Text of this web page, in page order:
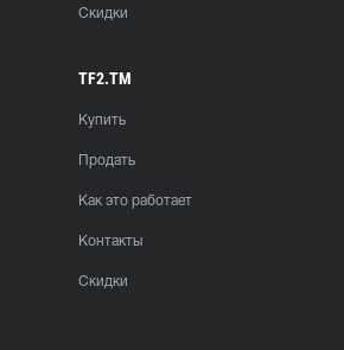
Скидки
TF2.TM
Купить
Продать
Как это работает
Контакты
Скидки